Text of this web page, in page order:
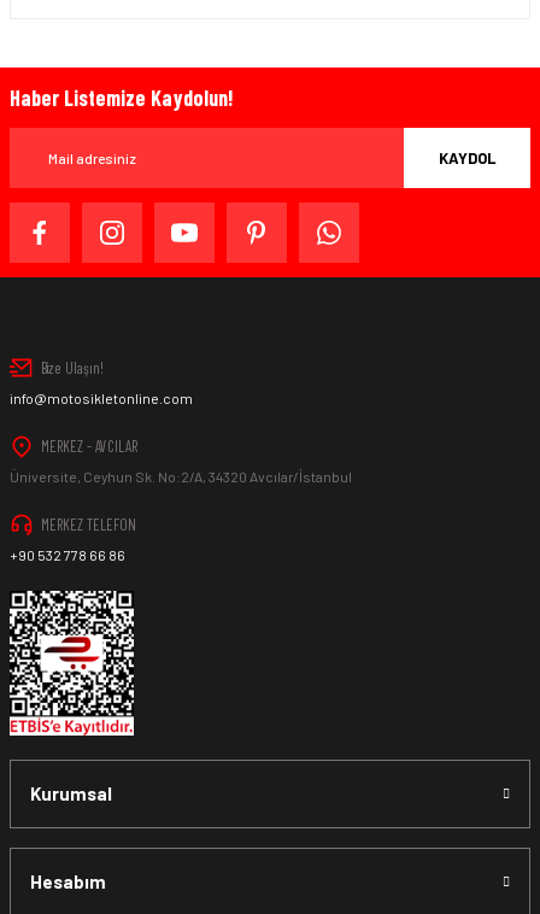
Haber Listemize Kaydolun!
KAYDOL
Bize Ulaşın!
info@motosikletonline.com
MERKEZ - AVCILAR
Üniversite, Ceyhun Sk. No:2/A, 34320 Avcılar/İstanbul
MERKEZ TELEFON
+90 532 778 66 86
Kurumsal
Hesabım